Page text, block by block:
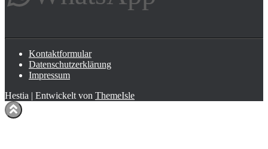
Kontaktformular
Datenschutzerklärung
Impressum
Hestia | Entwickelt von ThemeIsle